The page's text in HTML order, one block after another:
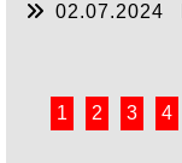
02.07.2024
1 2 3 4